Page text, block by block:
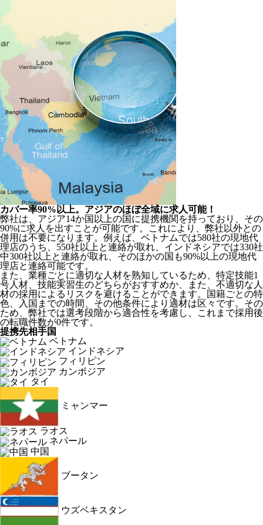
カバー率90%以上。アジアのほぼ全域に求人可能！
弊社は、 アジア14か国以上の国に提携機関を持っており、その
90%に求人を出すことが可能です。これにより、弊社以外との
併用は不要になります。例えば、ベトナムでは580社の現地代
理店のうち、550社以上と連絡が取れ、インドネシアでは330社
中300社以上と連絡が取れ、そのほかの国も90%以上の現地代
理店と連絡可能です。
また、業種ごとに適切な人材を熟知しているため、特定技能1
号人材、技能実習生のどちらがおすすめか、また、不適切な人
材の採用によるリスクを避けることができます。国籍ごとの特
色、入国までの時間、その他条件により適材は区々です。その
ため、弊社では選考段階から適合性を考慮し、これまで採用後
の転職件数が0件です。
提携先相手国
ベトナム
インドネシア
フィリピン
カンボジア
タイ
ミャンマー
ラオス
ネパール
中国
ブータン
ウズベキスタン